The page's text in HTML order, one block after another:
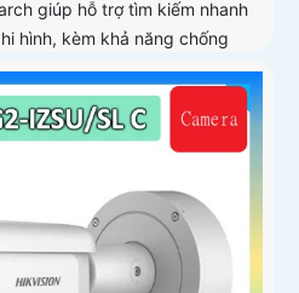
giúp hỗ trợ tìm kiếm nhanh
hình, kèm khả năng chống
bị micro kép và loa hỗ trợ
4